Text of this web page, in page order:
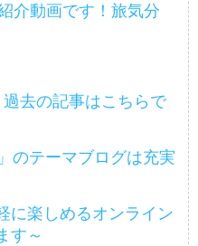
介動画です！旅気分
去の記事はこちらで
のテーマブログは充実
に楽しめるオンライン
す～